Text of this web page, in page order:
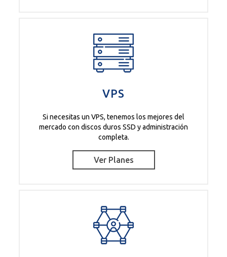
VPS
Si necesitas un VPS, tenemos los mejores del
mercado con discos duros SSD y administración
completa.
Ver Planes